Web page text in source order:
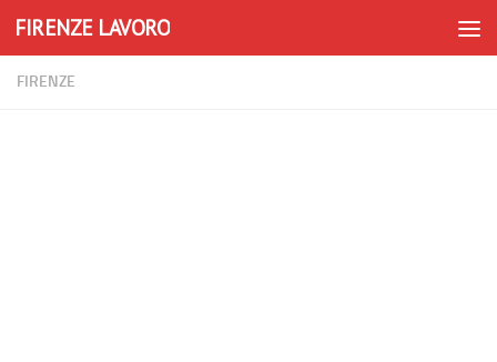
Skip to content
FIRENZE LAVORO
FIRENZE